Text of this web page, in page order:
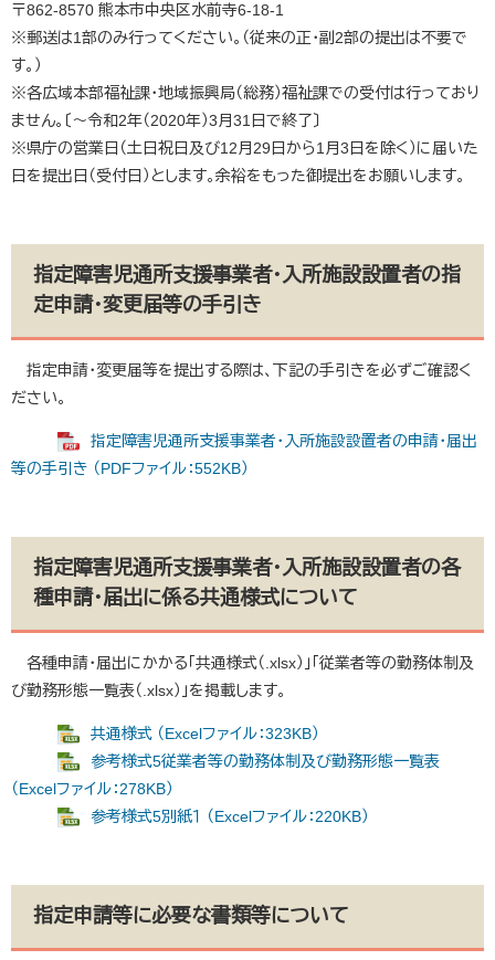
〒862-8570 熊本市中央区水前寺6-18-1
※郵送は1部のみ行ってください。（従来の正・副2部の提出は不要で
す。）
※各広域本部福祉課・地域振興局（総務）福祉課での受付は行っており
ません。〔～令和2年（2020年）3月31日で終了〕
※県庁の営業日（土日祝日及び12月29日から1月3日を除く）に届いた
日を提出日（受付日）とします。余裕をもった御提出をお願いします。
指定障害児通所支援事業者・入所施設設置者の指
定申請・変更届等の手引き
指定申請・変更届等を提出する際は、下記の手引きを必ずご確認く
ださい。
指定障害児通所支援事業者・入所施設設置者の申請・届出
等の手引き （PDFファイル：552KB）
指定障害児通所支援事業者・入所施設設置者の各
種申請・届出に係る共通様式について
各種申請・届出にかかる「共通様式（.xlsx）」「従業者等の勤務体制及
び勤務形態一覧表（.xlsx）」を掲載します。
共通様式 （Excelファイル：323KB）
参考様式5従業者等の勤務体制及び勤務形態一覧表
（Excelファイル：278KB）
参考様式5別紙１ （Excelファイル：220KB）
指定申請等に必要な書類等について